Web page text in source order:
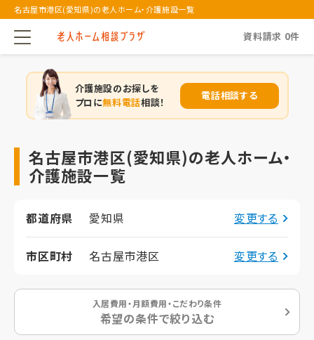
名古屋市港区(愛知県)の老人ホーム・介護施設一覧
資料請求 0件
介護施設のお探しを
プロに無料電話相談！
電話相談する
名古屋市港区(愛知県)の老人ホーム・
介護施設一覧
都道府県 愛知県 変更する
市区町村 名古屋市港区 変更する
入居費用・月額費用・こだわり条件
希望の条件で絞り込む